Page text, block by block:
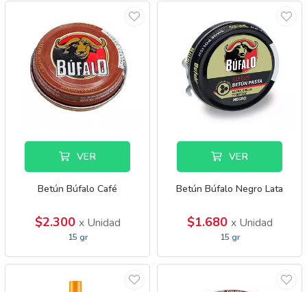
VER
Betún Búfalo Café
$2.300 x Unidad
15 gr
VER
Betún Búfalo Negro Lata
$1.680 x Unidad
15 gr